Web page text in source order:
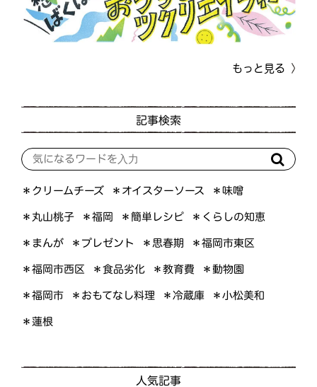
もっと見る
記事検索
＊クリームチーズ ＊オイスターソース ＊味噌
＊丸山桃子 ＊福岡 ＊簡単レシピ ＊くらしの知恵
＊まんが ＊プレゼント ＊思春期 ＊福岡市東区
＊福岡市西区 ＊食品劣化 ＊教育費 ＊動物園
＊福岡市 ＊おもてなし料理 ＊冷蔵庫 ＊小松美和
＊蓮根
人気記事